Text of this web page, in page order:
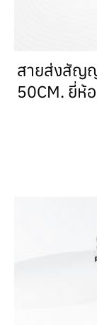
สายส่งสัญญ
50CM. ยี่ห้